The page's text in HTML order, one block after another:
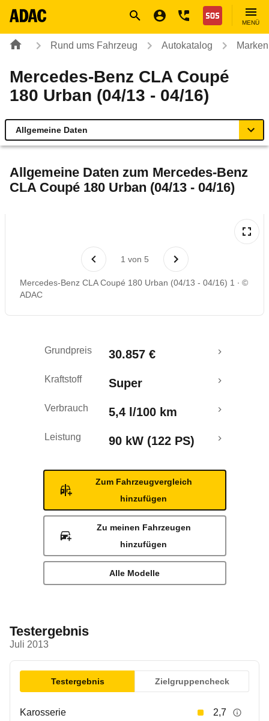
Nothilfe
MENÜ
Rund ums Fahrzeug Autokatalog
Mercedes-Benz CLA Coupé
180 Urban (04/13 - 04/16)
Allgemeine Daten
Technische Daten
Laufende Kosten
Rückrufe & Mängel
Allgemeine Daten zum Mercedes-Benz
CLA Coupé 180 Urban (04/13 - 04/16)
1 von 5
Mercedes-Benz CLA Coupé 180 Urban (04/13 - 04/16) 1
©
ADAC
Grundpreis 30.857 €
Kraftstoff Super
Verbrauch 5,4 l/100 km
Leistung 90 kW (122 PS)
Zum Fahrzeugvergleich
hinzufügen
Zu meinen Fahrzeugen
hinzufügen
Alle Modelle
Testergebnis
Juli 2013
Testergebnis Zielgruppencheck
Karosserie 2,7